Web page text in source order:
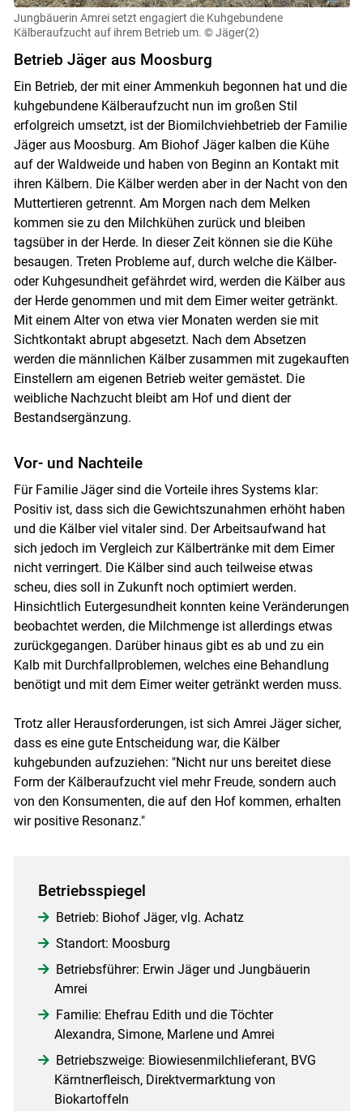
Jungbäuerin Amrei setzt engagiert die Kuhgebundene
Kälberaufzucht auf ihrem Betrieb um. © Jäger(2)
Betrieb Jäger aus Moosburg
Ein Betrieb, der mit einer Ammenkuh begonnen hat und die
kuhgebundene Kälberaufzucht nun im großen Stil
erfolgreich umsetzt, ist der Biomilchviehbetrieb der Familie
Jäger aus Moosburg. Am Biohof Jäger kalben die Kühe
auf der Waldweide und haben von Beginn an Kontakt mit
ihren Kälbern. Die Kälber werden aber in der Nacht von den
Muttertieren getrennt. Am Morgen nach dem Melken
kommen sie zu den Milchkühen zurück und bleiben
tagsüber in der Herde. In dieser Zeit können sie die Kühe
besaugen. Treten Probleme auf, durch welche die Kälber-
oder Kuhgesundheit gefährdet wird, werden die Kälber aus
der Herde genommen und mit dem Eimer weiter getränkt.
Mit einem Alter von etwa vier Monaten werden sie mit
Sichtkontakt abrupt abgesetzt. Nach dem Absetzen
werden die männlichen Kälber zusammen mit zugekauften
Einstellern am eigenen Betrieb weiter gemästet. Die
weibliche Nachzucht bleibt am Hof und dient der
Bestandsergänzung.
Vor- und Nachteile
Für Familie Jäger sind die Vorteile ihres Systems klar:
Positiv ist, dass sich die Gewichtszunahmen erhöht haben
und die Kälber viel vitaler sind. Der Arbeitsaufwand hat
sich jedoch im Vergleich zur Kälbertränke mit dem Eimer
nicht verringert. Die Kälber sind auch teilweise etwas
scheu, dies soll in Zukunft noch optimiert werden.
Hinsichtlich Eutergesundheit konnten keine Veränderungen
beobachtet werden, die Milchmenge ist allerdings etwas
zurückgegangen. Darüber hinaus gibt es ab und zu ein
Kalb mit Durchfallproblemen, welches eine Behandlung
benötigt und mit dem Eimer weiter getränkt werden muss.
Trotz aller Herausforderungen, ist sich Amrei Jäger sicher,
dass es eine gute Entscheidung war, die Kälber
kuhgebunden aufzuziehen: "Nicht nur uns bereitet diese
Form der Kälberaufzucht viel mehr Freude, sondern auch
von den Konsumenten, die auf den Hof kommen, erhalten
wir positive Resonanz."
Betriebsspiegel
Betrieb: Biohof Jäger, vlg. Achatz
Standort: Moosburg
Betriebsführer: Erwin Jäger und Jungbäuerin
Amrei
Familie: Ehefrau Edith und die Töchter
Alexandra, Simone, Marlene und Amrei
Betriebszweige: Biowiesenmilchlieferant, BVG
Kärntnerfleisch, Direktvermarktung von
Biokartoffeln